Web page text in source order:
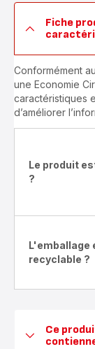
Fiche
Conformément
une Economie
caractéristiques
d’améliorer
Le produit
?
L'emballage
recyclable ?
Ce